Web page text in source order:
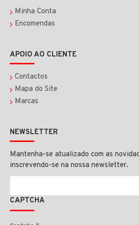
Minha Conta
Encomendas
APOIO AO CLIENTE
Contactos
Mapa do Site
Marcas
NEWSLETTER
Mantenha-se atualizado com as
inscrevendo-se na nossa newsletter.
CAPTCHA